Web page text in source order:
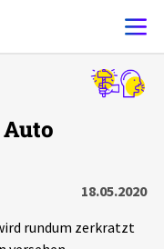
18.05.2020
rundum zerkratzt